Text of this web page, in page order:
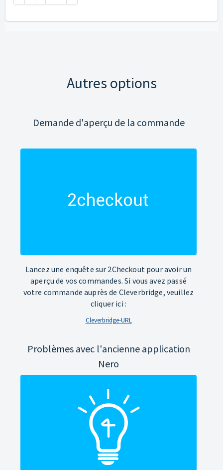
Autres options
Demande d'aperçu de la commande
Lancez une enquête sur 2Checkout pour avoir un
aperçu de vos commandes. Si vous avez passé
votre commande auprès de Cleverbridge, veuillez
cliquer ici :
Cleverbridge-URL
Problèmes avec l'ancienne application
Nero